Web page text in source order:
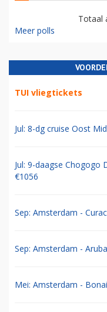
Totaal
Meer polls
TUI vliegtickets
Jul: 8-dg cruise Oost
Jul: 9-daagse Chogogo
€1056
Sep: Amsterdam -
Sep: Amsterdam -
Mei: Amsterdam -